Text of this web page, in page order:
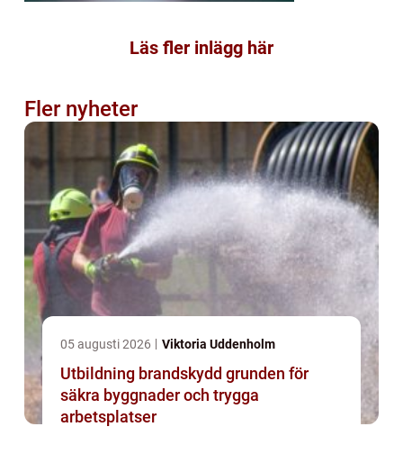
Läs fler inlägg här
Fler nyheter
05 augusti 2026 Viktoria Uddenholm
Utbildning brandskydd grunden för
säkra byggnader och trygga
arbetsplatser